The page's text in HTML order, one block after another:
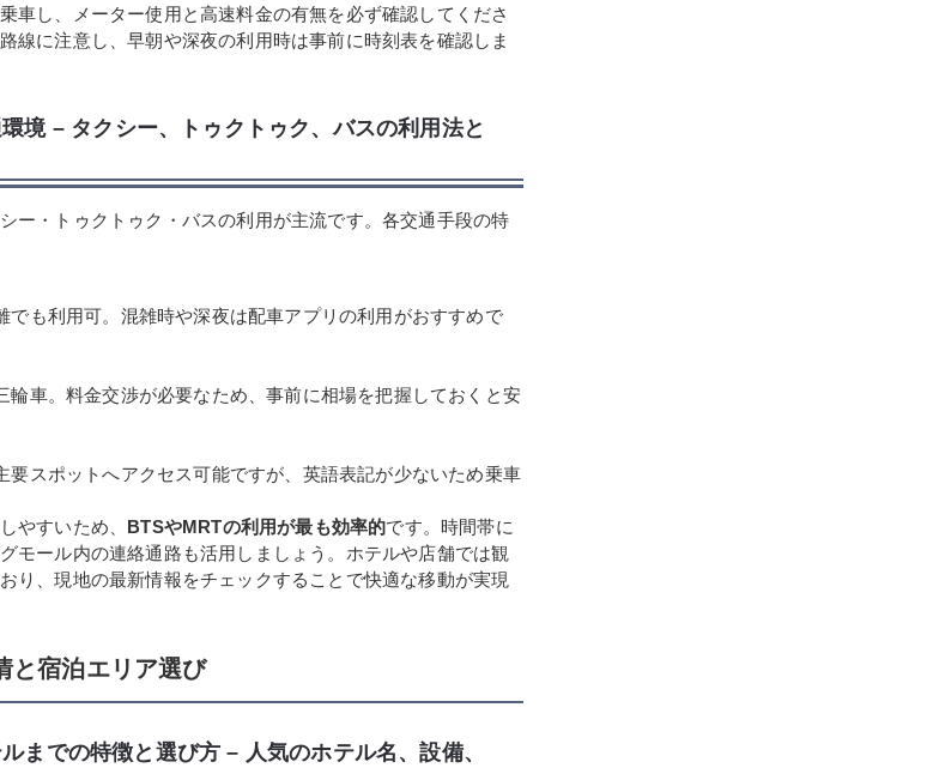
車し、メーター使用と高速料金の有無を必ず確認してくださ
線に注意し、早朝や深夜の利用時は事前に時刻表を確認しま
境 – タクシー、トゥクトゥク、バスの利用法と
ー・トゥクトゥク・バスの利用が主流です。各交通手段の特
でも利用可。混雑時や深夜は配車アプリの利用がおすすめで
輪車。料金交渉が必要なため、事前に相場を把握しておくと安
要スポットへアクセス可能ですが、英語表記が少ないため乗車
やすいため、 BTSやMRTの利用が最も効率的です。時間帯に
モール内の連絡通路も活用しましょう。ホテルや店舗では観
り、現地の最新情報をチェックすることで快適な移動が実現
と宿泊エリア選び
までの特徴と選び方 – 人気のホテル名、設備、